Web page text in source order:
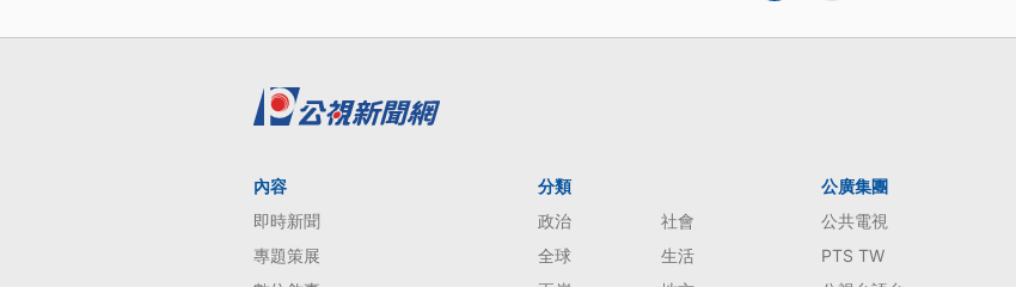
內容
即時新聞
專題策展
分類
政治
社會
全球
生活
公廣集團
公共電視
PTS TW